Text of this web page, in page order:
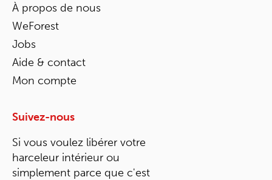
À propos de nous
WeForest
Jobs
Aide & contact
Mon compte
Suivez-nous
Si vous voulez libérer votre
harceleur intérieur ou
simplement parce que c'est